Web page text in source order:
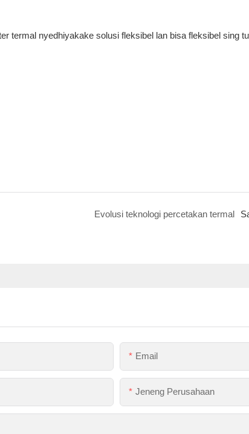
termal nyedhiyakake solusi fleksibel lan bisa fleksibel sing
Evolusi teknologi percetakan termal
Email
Jeneng Perusahaan